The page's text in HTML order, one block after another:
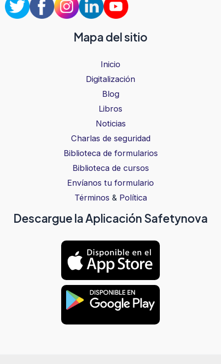
Mapa del sitio
Inicio
Digitalización
Blog
Libros
Noticias
Charlas de seguridad
Biblioteca de formularios
Biblioteca de cursos
Envíanos tu formulario
Términos & Política
Descargue la Aplicación Safetynova